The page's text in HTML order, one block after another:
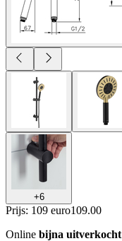
+6
Prijs: 109 euro109.00
Online bijna uitverkocht